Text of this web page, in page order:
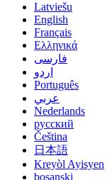
Latviešu
English
Français
Ελληνικά
فارسی
اردو
Português
عربي
Nederlands
русский
Čeština
日本語
Kreyòl Ayisyen
bosanski